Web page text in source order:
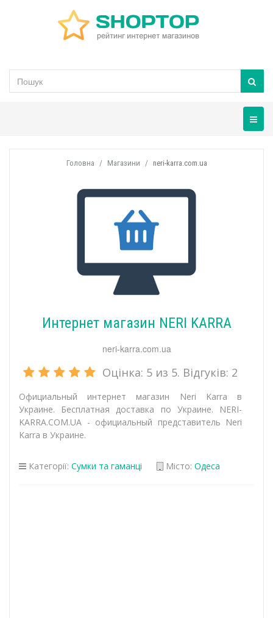
Головна Магазини neri-karra.com.ua
Интернет магазин NERI KARRA
neri-karra.com.ua
Оцінка: 5 из 5. Відгуків: 2
Официальный интернет магазин Neri Karra в
Украине. Бесплатная доставка по Украине. NERI-
KARRA.COM.UA - официальный представитель Neri
Karra в Украине.
Категорії: Сумки та гаманці Місто: Одеса